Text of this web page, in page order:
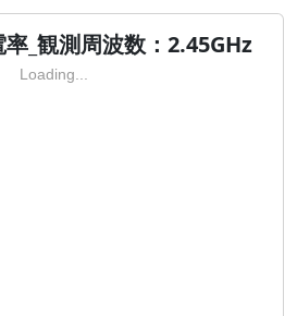
_観測周波数：2.45GHz
Loading...